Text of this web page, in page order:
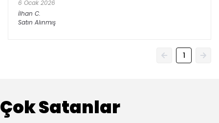
6 Ocak 2026
İlhan C.
Satın Alınmış
1
Çok Satanlar